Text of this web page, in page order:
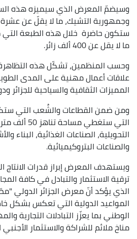
وسيضمّ المعرض الذي سيميزه هذه
وجمهورية التشيك، ما لا يقلّ عن
ستكون حاضرة خلال هذه الطبعة التي
ما لا يقل عن 400 ألف زائر.
وحسب المنظمين، تشكّل هذه التظاهرة
علاقات أعمال مهنية على المدى
المميزات الثقافية والسياحية للجزائر
ومن ضمن القطاعات والشُعب التي
التي ستغطي مساحة
التحويلية، الصناعات الغذائية، البناء
والصناعات البتروكيميائية.
ويستهدف المعرض إبراز قدرات
ترقية الاستثمار والتبادل في كافة
الذي يؤكد أنّ معرض الجزائر الدولي
المواعيد الدولية التي تعكس بشكل
الوطني بما يعزّز التبادلات التجارية
مناخ ملائم للشراكة والاستثمار الأجنبي